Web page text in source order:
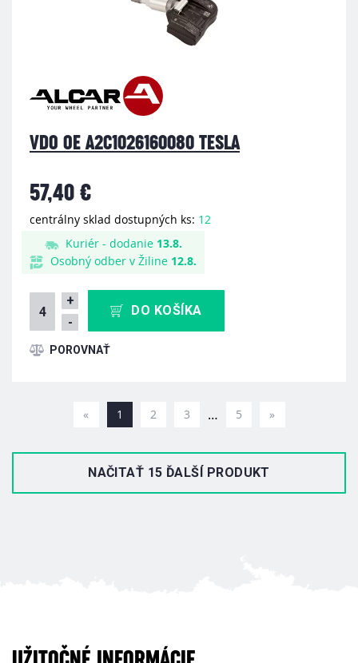
VDO OE A2C1026160080 TESLA
57,40 €
centrálny sklad dostupných ks: 12
Kuriér - dodanie 13.8.
Osobný odber v Žiline 12.8.
+
-
DO KOŠÍKA
« 1 2 3 … 5 »
NAČITAŤ 15 ĎALŠÍ PRODUKT